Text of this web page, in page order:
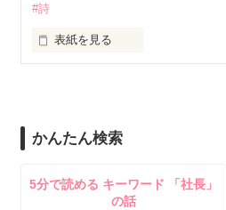
読みながら
当ててみて下さい☆
私の考えたのも
参考として
見てくださるのら
#詩
表紙を見る
よかったら覗いてみてください。
かんたん検索
5分で読める キーワード 「社長」
の話